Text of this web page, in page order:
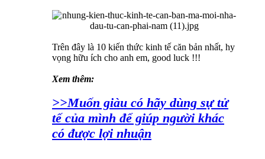
Trên đây là 10 kiến thức kinh tế căn bản nhất, hy
vọng hữu ích cho anh em, good luck !!!
Xem thêm:
>>Muốn giàu có hãy dùng sự tử
tế của mình để giúp người khác
có được lợi nhuận